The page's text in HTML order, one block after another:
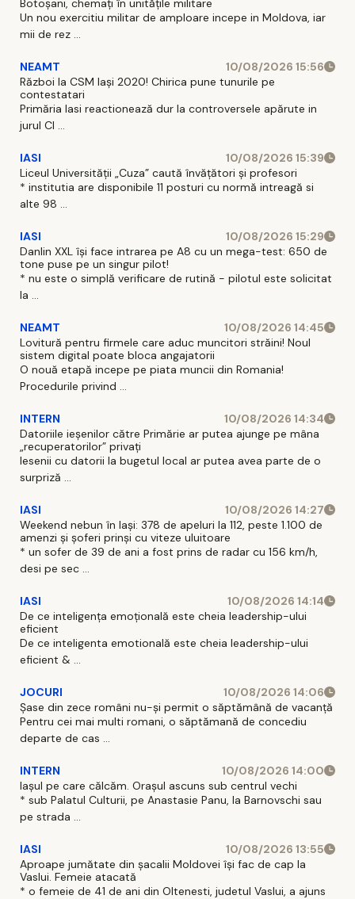
Botoșani, chemați în unitățile militare
Un nou exercitiu militar de amploare incepe in Moldova, iar
mii de rez ...
NEAMT
10/08/2026 15:56
Război la CSM Iași 2020! Chirica pune tunurile pe
contestatari
Primăria Iasi reactionează dur la controversele apărute in
jurul Cl ...
IASI
10/08/2026 15:39
Liceul Universității „Cuza” caută învățători și profesori
* institutia are disponibile 11 posturi cu normă intreagă si
alte 98 ...
IASI
10/08/2026 15:29
Danlin XXL își face intrarea pe A8 cu un mega-test: 650 de
tone puse pe un singur pilot!
* nu este o simplă verificare de rutină - pilotul este solicitat
la ...
NEAMT
10/08/2026 14:45
Lovitură pentru firmele care aduc muncitori străini! Noul
sistem digital poate bloca angajatorii
O nouă etapă incepe pe piata muncii din Romania!
Procedurile privind ...
INTERN
10/08/2026 14:34
Datoriile ieșenilor către Primărie ar putea ajunge pe mâna
„recuperatorilor” privați
Iesenii cu datorii la bugetul local ar putea avea parte de o
surpriză ...
IASI
10/08/2026 14:27
Weekend nebun în Iași: 378 de apeluri la 112, peste 1.100 de
amenzi și șoferi prinși cu viteze uluitoare
* un sofer de 39 de ani a fost prins de radar cu 156 km/h,
desi pe sec ...
IASI
10/08/2026 14:14
De ce inteligența emoțională este cheia leadership-ului
eficient
De ce inteligenta emotională este cheia leadership-ului
eficient & ...
JOCURI
10/08/2026 14:06
Șase din zece români nu-și permit o săptămână de vacanță
Pentru cei mai multi romani, o săptămană de concediu
departe de cas ...
INTERN
10/08/2026 14:00
Iașul pe care călcăm. Orașul ascuns sub centrul vechi
* sub Palatul Culturii, pe Anastasie Panu, la Barnovschi sau
pe strada ...
IASI
10/08/2026 13:55
Aproape jumătate din șacalii Moldovei își fac de cap la
Vaslui. Femeie atacată
* o femeie de 41 de ani din Oltenesti, judetul Vaslui, a ajuns